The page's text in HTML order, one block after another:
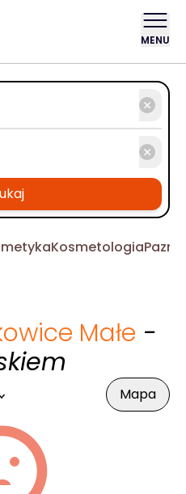
MENU
Kosmetologia
Małe -
Mapa